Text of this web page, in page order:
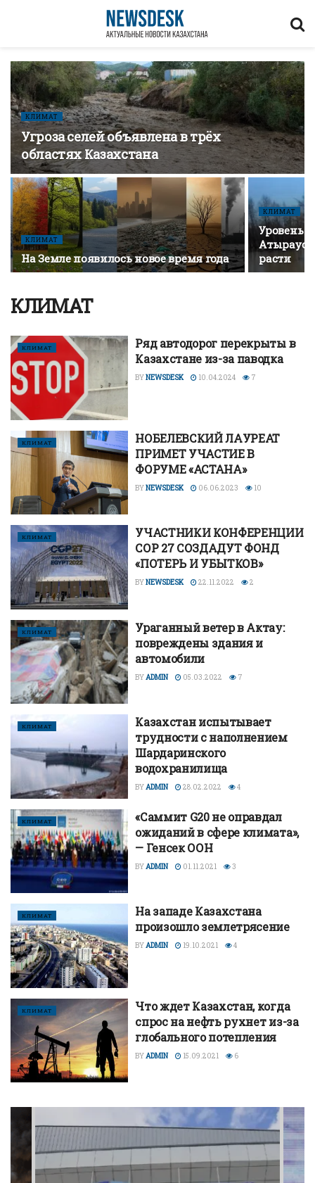
КЛИМАТ
Угроза селей объявлена в трёх
областях Казахстана
КЛИМАТ
На Земле появилось новое время года
КЛИМАТ
Уровень
расти
КЛИМАТ
КЛИМАТ
Ряд автодорог перекрыты в
Казахстане из-за паводка
BYNEWSDESK 10.04.2024 7
КЛИМАТ
НОБЕЛЕВСКИЙ ЛАУРЕАТ
ПРИМЕТ УЧАСТИЕ В
ФОРУМЕ «АСТАНА»
BYNEWSDESK 06.06.2023 10
КЛИМАТ
УЧАСТНИКИ КОНФЕРЕНЦИИ
СОР 27 СОЗДАДУТ ФОНД
«ПОТЕРЬ И УБЫТКОВ»
BYNEWSDESK 22.11.2022 2
КЛИМАТ
Ураганный ветер в Актау:
повреждены здания и
автомобили
BY ADMIN 05.03.2022 7
КЛИМАТ
Казахстан испытывает
трудности с наполнением
Шардаринского
водохранилища
BYADMIN 28.02.2022 4
КЛИМАТ
«Саммит G20 не оправдал
ожиданий в сфере климата»,
— Генсек ООН
BYADMIN 01.11.2021 3
КЛИМАТ
На западе Казахстана
произошло землетрясение
BYADMIN 19.10.2021 4
КЛИМАТ
Что ждет Казахстан, когда
спрос на нефть рухнет из-за
глобального потепления
BYADMIN 15.09.2021 6